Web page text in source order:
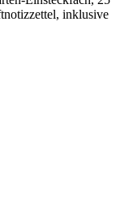
inklusive